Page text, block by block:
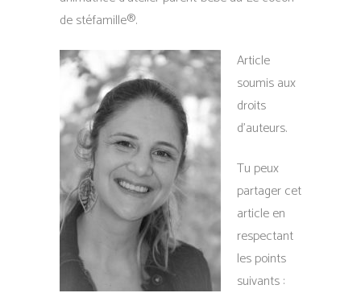
de stéfamille®.
Article
soumis aux
droits
d’auteurs.
Tu peux
partager cet
article en
respectant
les points
suivants :